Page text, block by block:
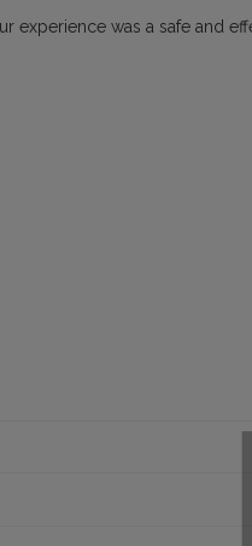
experience was a safe and